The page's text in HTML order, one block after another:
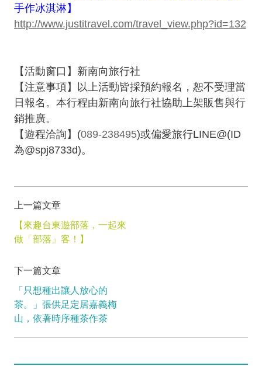
手作冰淇淋】
http://www.justitravel.com/travel_view.php?id=132
【活動窗口】新南向旅行社
【注意事項】以上活動皆採預約報名，恕不受理當
日報名。本行程由新南向旅行社協助上架販售與行
銷推廣。
【遊程洽詢】(089-238495)或偏愛旅行LINE@(ID
為@spj8733d)。
上一篇文章
【來趣台東遊部落，一起來
做「部落」客！】
下一篇文章
「只想種出讓人放心的
茶。」張供足定居嘉義梅
山，依著時序種茶作茶